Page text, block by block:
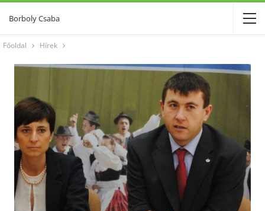
Borboly Csaba
Főoldal Hírek